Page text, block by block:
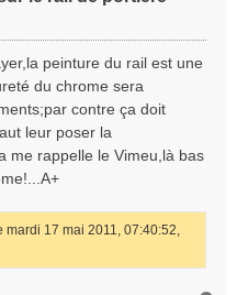
peinture du rail est une
du chrome sera
contre ça doit
leur poser la
me rappelle le Vimeu,là bas
mardi 17 mai 2011, 07:40:52,